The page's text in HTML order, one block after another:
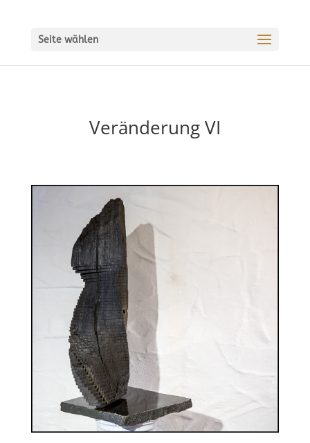
Seite wählen
Veränderung VI